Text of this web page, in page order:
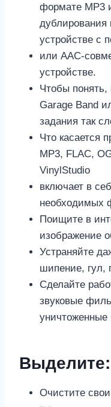
формате MP3
устройстве с
или AAC-
устройстве.
Чтобы понять,
Garage Band
задания так
Что касается
MP3, FLAC,
VinylStudio
включает в
необходимых
Поищите в
изображение
Устраняйте
шипение, гул,
Сделайте
звуковые
уничтоженные
Выделите:
Очистите